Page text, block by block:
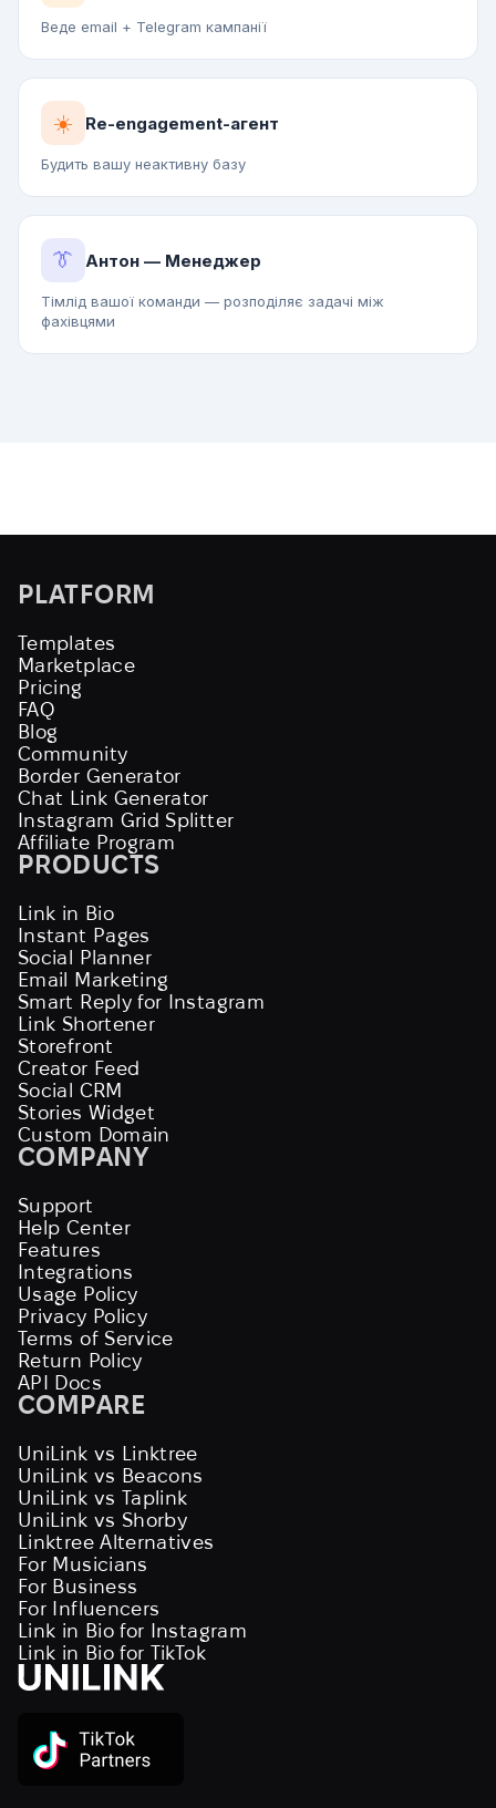
Веде email + Telegram кампанії
☀️ Re-engagement-агент
Будить вашу неактивну базу
👔 Антон — Менеджер
Тімлід вашої команди — розподіляє задачі між
фахівцями
PLATFORM
Templates
Marketplace
Pricing
FAQ
Blog
Community
Border Generator
Chat Link Generator
Instagram Grid Splitter
Affiliate Program
PRODUCTS
Link in Bio
Instant Pages
Social Planner
Email Marketing
Smart Reply for Instagram
Link Shortener
Storefront
Creator Feed
Social CRM
Stories Widget
Custom Domain
COMPANY
Support
Help Center
Features
Integrations
Usage Policy
Privacy Policy
Terms of Service
Return Policy
API Docs
COMPARE
UniLink vs Linktree
UniLink vs Beacons
UniLink vs Taplink
UniLink vs Shorby
Linktree Alternatives
For Musicians
For Business
For Influencers
Link in Bio for Instagram
Link in Bio for TikTok